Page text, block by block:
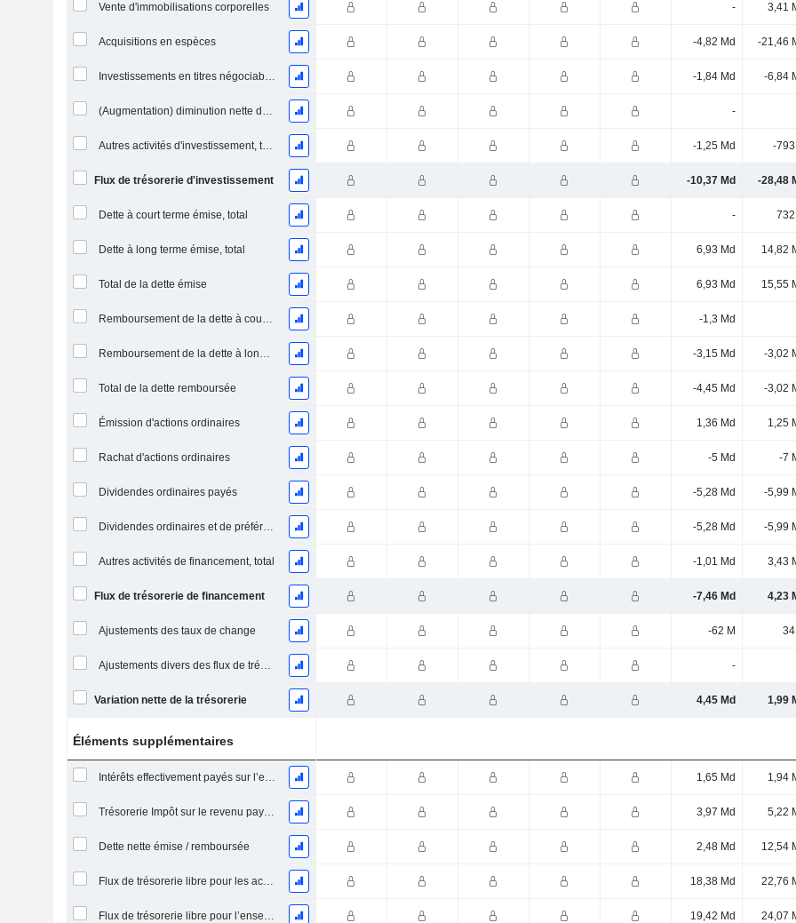
Vente d'immobilisations corporelles - 3,41
Acquisitions en espèces -4,82 Md -21,46
Investissements en titres négociables et en actions, total -1,84 Md -6,84
(Augmentation) diminution nette des prêts accordés / vendus - Investissements -
Autres activités d'investissement, total -1,25 Md -793
Flux de trésorerie d'investissement -10,37 Md -28,48
Dette à court terme émise, total - 732
Dette à long terme émise, total 6,93 Md 14,82
Total de la dette émise 6,93 Md 15,55
Remboursement de la dette à court terme, total -1,3 Md
Remboursement de la dette à long terme, total -3,15 Md -3,02
Total de la dette remboursée -4,45 Md -3,02
Émission d'actions ordinaires 1,36 Md 1,25
Rachat d'actions ordinaires -5 Md -7
Dividendes ordinaires payés -5,28 Md -5,99
Dividendes ordinaires et de préférence payés -5,28 Md -5,99
Autres activités de financement, total -1,01 Md 3,43
Flux de trésorerie de financement -7,46 Md 4,23
Ajustements des taux de change -62 M 34
Ajustements divers des flux de trésorerie -
Variation nette de la trésorerie 4,45 Md 1,99
Éléments supplémentaires
Intérêts effectivement payés sur l’exercice 1,65 Md 1,94
Trésorerie Impôt sur le revenu payé (remboursement)Impôt effectivement payé (remboursé) sur l’exercice 3,97 Md 5,22
Dette nette émise / remboursée 2,48 Md 12,54
Flux de trésorerie libre pour les actionnaires FCFE 18,38 Md 22,76
Flux de trésorerie libre pour l’ensemble des pourvoyeurs de fonds (créanciers et actionnaires) FCFF 19,42 Md 24,07